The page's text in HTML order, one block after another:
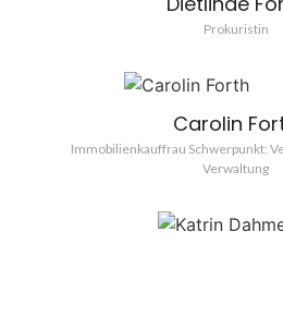
Prokuristin
Carolin
Immobilienkauffrau Schwerpunkt:
Verwaltung